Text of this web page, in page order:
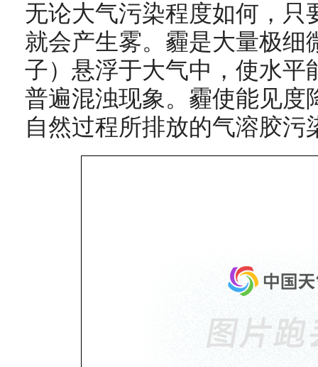
无论大气污染程度如何，只
就会产生雾。霾是大量极细
子）悬浮于大气中，使水平
普遍混浊现象。霾使能见度
自然过程所排放的气溶胶污